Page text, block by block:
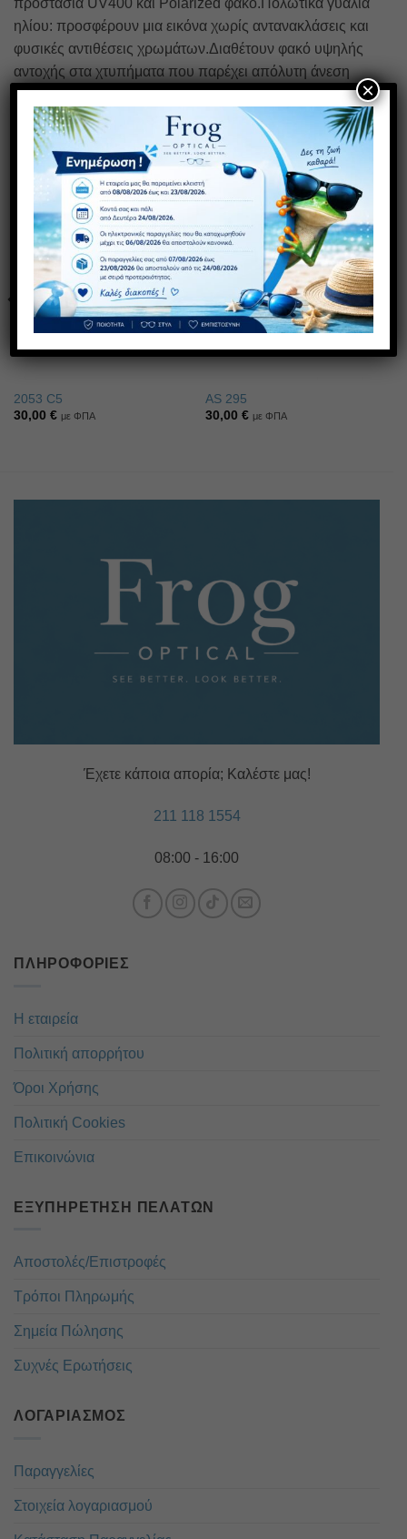
προστασία UV400 και Polarized φακό.Πολωτικά γυαλιά
ηλίου: προσφέρουν μια εικόνα χωρίς αντανακλάσεις και
φυσικές αντιθέσεις χρωμάτων.Διαθέτουν φακό υψηλής
αντοχής στα χτυπήματα που παρέχει απόλυτη άνεση
χάρη στην ευελιξία και το χαμηλό του βάρος.
ΣΧΕΤΙΚΆ ΠΡΟΪΌΝΤΑ
ΠΡΟΣΦΟΡΑ
1+1 ΔΩΡΟ
στην λίστα
επιθυμιών
2053 C5
30,00 € με ΦΠΑ
Πρόσθήκη
στην λίστα
επιθυμιών
AS 295
30,00€ με ΦΠΑ
Έχετε κάποια απορία; Καλέστε μας!
211 118 1554
08:00 - 16:00
ΠΛΗΡΟΦΟΡΊΕΣ
Η εταιρεία
Πολιτική απορρήτου
Όροι Χρήσης
Πολιτική Cookies
Επικοινώνια
ΕΞΥΠΗΡΈΤΗΣΗ ΠΕΛΑΤΏΝ
Αποστολές/Επιστροφές
Τρόποι Πληρωμής
Σημεία Πώλησης
Συχνές Ερωτήσεις
ΛΟΓΑΡΙΑΣΜΌΣ
Παραγγελίες
Στοιχεία λογαριασμού
×